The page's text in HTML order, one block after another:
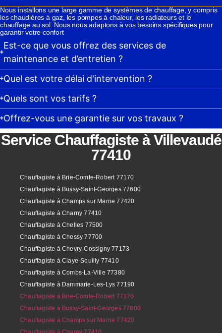
Nous installons une large gamme de systèmes de chauffage, y compris
les chaudières à gaz, les pompes à chaleur, les radiateurs et le
chauffage au sol. Nous nous adaptons à vos besoins spécifiques pour
garantir votre confort
Est-ce que vous offrez des services de
maintenance et d’entretien ?
Quel est votre délai d'intervention ?
Quels sont vos tarifs ?
Offrez-vous une garantie sur vos travaux ?
Service Chauffagiste à Villevaudé
77410
Chauffagiste à Brie-Comte-Robert 77170
Chauffagiste à Bussy-Saint-Georges 77600
Chauffagiste à Champs sur Marne 77420
Chauffagiste à Charny 77410
Chauffagiste à Chelles 77500
Chauffagiste à Chessy 77700
Chauffagiste à Chevry-Cossigny 77173
Chauffagiste à Claye-Souilly 77410
Chauffagiste à Combs-La-Ville 77380
Chauffagiste à Dammarie-Les-Lys 77190
Chauffagiste à Brie-Comte-Robert 77170
Chauffagiste à Bussy-Saint-Georges 77600
Chauffagiste à Champs sur Marne 77420